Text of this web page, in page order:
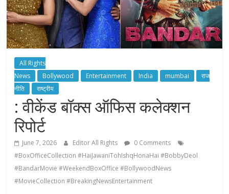
All Rights
News
Bollywood Entertainment India mumbai
राज
नीति
राष्ट्रीय
: वीकेंड बॉक्स ऑफिस कलेक्शन
रिपोर्ट
June 7, 2026 Editor All Rights
0 Comments
#BoxOfficeCollection #HaiJawaniTohIshqHonaHai #BobbyDeol
#BandarMovie #WeekendBoxOffice #BollywoodNews
#MovieCollection #BreakingNewsEntertainment